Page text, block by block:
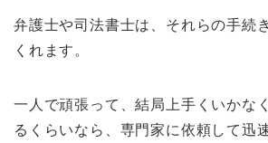
弁護士や司法書士は、それらの手続
くれます。
一人で頑張って、結局上手くいかな
るくらいなら、専門家に依頼して迅